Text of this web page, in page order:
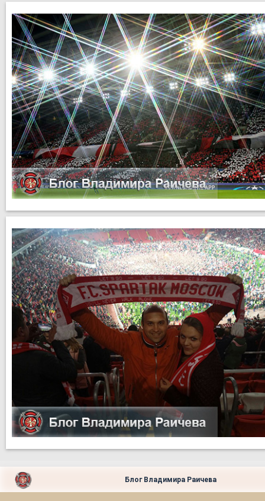
Блог Владимира Раичева